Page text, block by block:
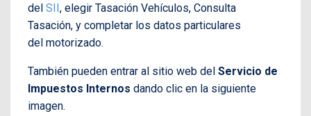
del SII, elegir Tasación Vehículos, Consulta
Tasación, y completar los datos particulares
del motorizado.
También pueden entrar al sitio web del Servicio de
Impuestos Internos dando clic en la siguiente
imagen.